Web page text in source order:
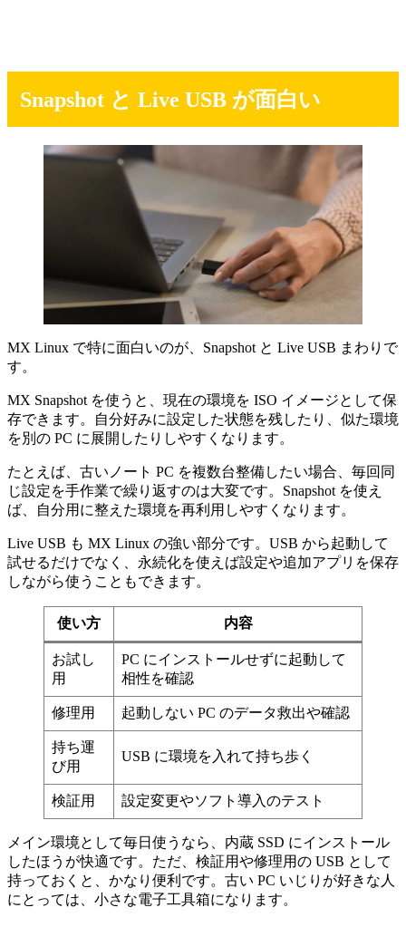
Snapshot と Live USB が面白い
MX Linux で特に面白いのが、Snapshot と Live USB まわりで
す。
MX Snapshot を使うと、現在の環境を ISO イメージとして保
存できます。自分好みに設定した状態を残したり、似た環境
を別の PC に展開したりしやすくなります。
たとえば、古いノート PC を複数台整備したい場合、毎回同
じ設定を手作業で繰り返すのは大変です。Snapshot を使え
ば、自分用に整えた環境を再利用しやすくなります。
Live USB も MX Linux の強い部分です。USB から起動して
試せるだけでなく、永続化を使えば設定や追加アプリを保存
しながら使うこともできます。
使い方 内容
お試し
用
PC にインストールせずに起動して
相性を確認
修理用 起動しない PC のデータ救出や確認
持ち運
び用
USB に環境を入れて持ち歩く
検証用 設定変更やソフト導入のテスト
メイン環境として毎日使うなら、内蔵 SSD にインストール
したほうが快適です。ただ、検証用や修理用の USB として
持っておくと、かなり便利です。古い PC いじりが好きな人
にとっては、小さな電子工具箱になります。